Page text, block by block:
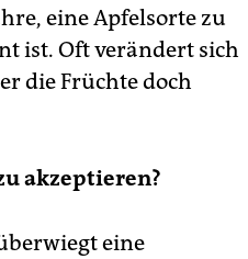
eine Apfelsorte zu
ist. Oft verändert sich
die Früchte doch
akzeptieren?
eine